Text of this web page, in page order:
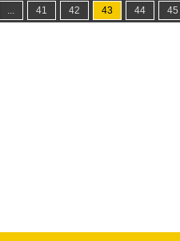
... 41 42 43 44 45